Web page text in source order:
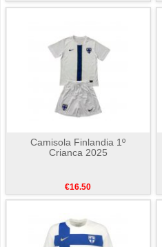
Camisola Finlandia 1º
Crianca 2025
€16.50